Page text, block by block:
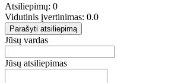
Atsiliepimų: 0
Vidutinis įvertinimas: 0.0
Parašyti atsiliepimą
Jūsų vardas
Jūsų atsiliepimas